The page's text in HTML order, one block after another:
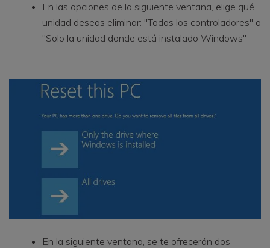
En las opciones de la siguiente ventana, elige qué
unidad deseas eliminar: "Todos los controladores" o
"Solo la unidad donde está instalado Windows"
En la siguiente ventana, se te ofrecerán dos